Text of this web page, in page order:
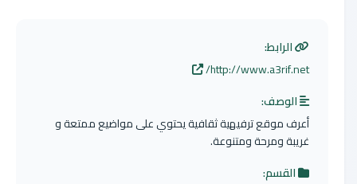
الرابط:
http://www.a3rif.net/
الوصف:
أعرف موقع ترفيهية ثقافية يحتوي على مواضيع ممتعة و
غريبة ومرحة ومتنوعة.
القسم: